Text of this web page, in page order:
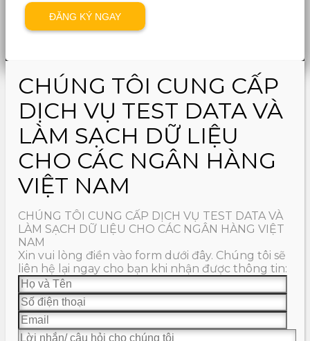
CHÚNG TÔI CUNG CẤP
DỊCH VỤ TEST DATA VÀ
LÀM SẠCH DỮ LIỆU
CHO CÁC NGÂN HÀNG
VIỆT NAM
CHÚNG TÔI CUNG CẤP DỊCH VỤ TEST DATA VÀ
LÀM SẠCH DỮ LIỆU CHO CÁC NGÂN HÀNG VIỆT
NAM
Xin vui lòng điền vào form dưới đây. Chúng tôi sẽ
liên hệ lại ngay cho bạn khi nhận được thông tin: